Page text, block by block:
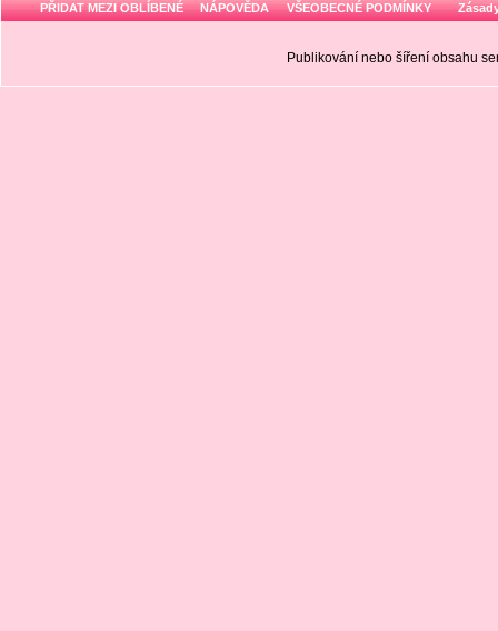
PŘIDAT MEZI OBLÍBENÉ NÁPOVĚDA VŠEOBECNÉ PODMÍNKY
Publikování nebo šíření obsahu